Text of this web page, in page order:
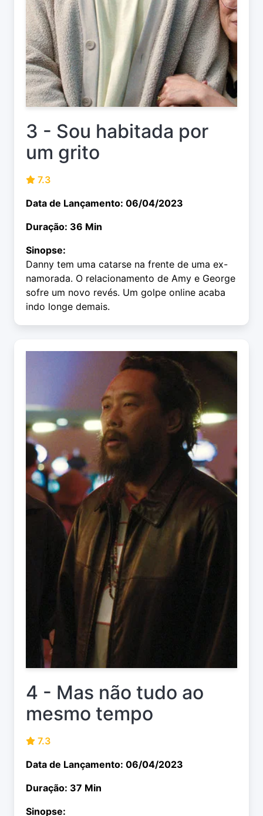
3 - Sou habitada por
um grito
7.3
Data de Lançamento: 06/04/2023
Duração: 36 Min
Sinopse:
Danny tem uma catarse na frente de uma ex-
namorada. O relacionamento de Amy e George
sofre um novo revés. Um golpe online acaba
indo longe demais.
4 - Mas não tudo ao
mesmo tempo
7.3
Data de Lançamento: 06/04/2023
Duração: 37 Min
Sinopse: